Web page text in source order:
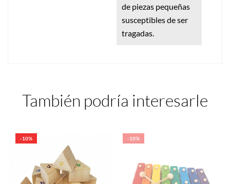
de piezas pequeñas
susceptibles de ser
tragadas.
También podría interesarle
-10% -10%